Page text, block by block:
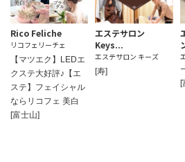
Rico Feliche
リコフェリーチェ
【マツエク】LEDエ
クステ大好評♪【エ
ステ】フェイシャル
ならリコフェ 美白
[富士山]
エステサロン
Keys...
エステサロン キーズ
[寿]
[